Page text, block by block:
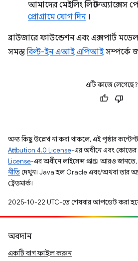
আমাদের মেইলিং লিস্টে অ্যাক্সেস
প্রোগ্রামে যোগ দিন।
ব্রাউজারে ফাউন্ডেশন এবং এক্সপার্ট
সমস্তবিল্ট-ইন এআই এপিআইসম্পর্কে
এটি কাজে লেগেছে?
অন্য কিছু উল্লেখ না করা থাকলে, এই পৃষ্ঠার কন্টেন্ট
Attribution 4.0 License-এর অধীনে এবং কোডের
License-এর অধীনে লাইসেন্স প্রাপ্ত। আরও জানতে,
নীতিদেখুন। Java হল Oracle এবং/অথবা তার
ট্রেডমার্ক।
2025-10-22 UTC-তে শেষবার আপডেট করা
অবদান
একটি বাগ ফাইল করুন